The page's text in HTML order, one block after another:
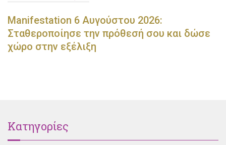
Manifestation 6 Αυγούστου 2026:
Σταθεροποίησε την πρόθεσή σου και δώσε
χώρο στην εξέλιξη
Κατηγορίες